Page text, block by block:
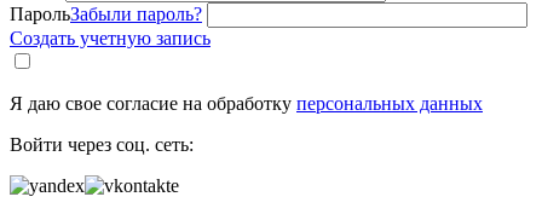
ПарольЗабыли пароль?
Создать учетную запись
Я даю свое согласие на обработку персональных данных
Войти через соц. сеть: